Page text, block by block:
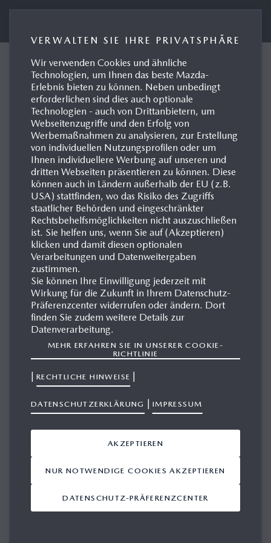
MESSEN & EVENTS
2026
BRÜSSEL MOTOR SHOW
PRESSE FAHRVORSTELLUNG DES
NEUEN MAZDA CX-5
VERWALTEN SIE IHRE PRIVATSPHÄRE
Wir verwenden Cookies und ähnliche
Technologien, um Ihnen das beste Mazda-
Erlebnis bieten zu können. Neben unbedingt
erforderlichen sind dies auch optionale
Technologien - auch von Drittanbietern, um
Webseitenzugriffe und den Erfolg von
Werbemaßnahmen zu analysieren, zur Erstellung
von individuellen Nutzungsprofilen oder um
Ihnen individuellere Werbung auf unseren und
dritten Webseiten präsentieren zu können. Diese
können auch in Ländern außerhalb der EU (z.B.
USA) stattfinden, wo das Risiko des Zugriffs
staatlicher Behörden und eingeschränkter
Rechtsbehelfsmöglichkeiten nicht auszuschließen
ist. Sie helfen uns, wenn Sie auf (Akzeptieren)
klicken und damit diesen optionalen
Verarbeitungen und Datenweitergaben
zustimmen.
Sie können Ihre Einwilligung jederzeit mit
Wirkung für die Zukunft in Ihrem Datenschutz-
Präferenzcenter widerrufen oder ändern. Dort
finden Sie zudem weitere Details zur
Datenverarbeitung.
MEHR ERFAHREN SIE IN UNSERER COOKIE-
RICHTLINIE
| RECHTLICHE HINWEISE |
DATENSCHUTZERKLÄRUNG | IMPRESSUM
DATENSCHUTZ-PRÄFERENZCENTER
NUR NOTWENDIGE COOKIES AKZEPTIEREN
AKZEPTIEREN